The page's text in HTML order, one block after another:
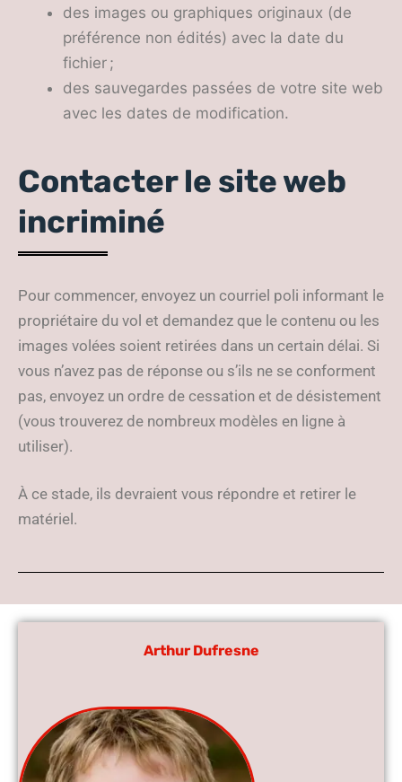
des images ou graphiques originaux (de
préférence non édités) avec la date du
fichier ;
des sauvegardes passées de votre site web
avec les dates de modification.
Contacter le site web
incriminé
Pour commencer, envoyez un courriel poli informant le
propriétaire du vol et demandez que le contenu ou les
images volées soient retirées dans un certain délai. Si
vous n’avez pas de réponse ou s’ils ne se conforment
pas, envoyez un ordre de cessation et de désistement
(vous trouverez de nombreux modèles en ligne à
utiliser).
À ce stade, ils devraient vous répondre et retirer le
matériel.
Arthur Dufresne